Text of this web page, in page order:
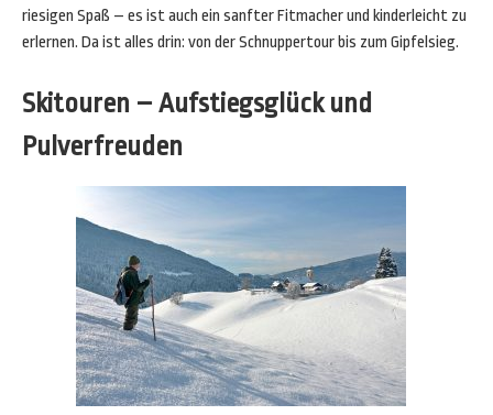
riesigen Spaß – es ist auch ein sanfter Fitmacher und kinderleicht zu
erlernen. Da ist alles drin: von der Schnuppertour bis zum Gipfelsieg.
Skitouren – Aufstiegsglück und
Pulverfreuden